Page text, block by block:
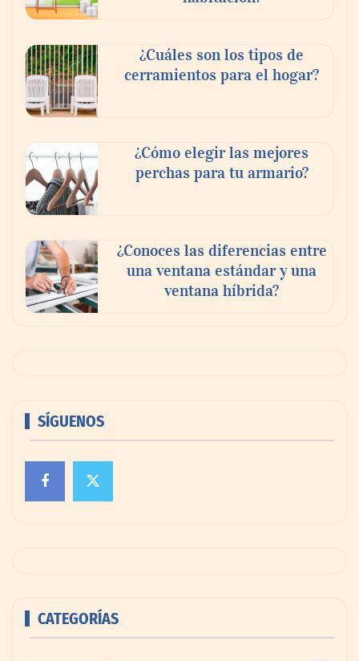
MBF Construcciones refuerza su presencia
digital con una nueva web de reformas en
Madrid
¿Cuáles son los tipos de
cerramientos para el hogar?
¿Cómo elegir las mejores
perchas para tu armario?
¿Conoces las diferencias entre
una ventana estándar y una
ventana híbrida?
SÍGUENOS
CATEGORÍAS